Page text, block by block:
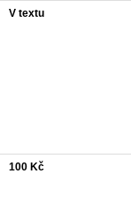
V textu
100 Kč